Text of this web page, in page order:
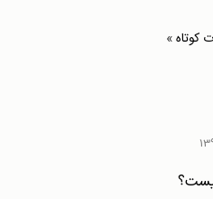
کوتاه»